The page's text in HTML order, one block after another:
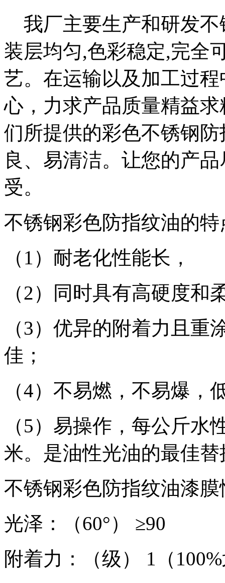
我厂主要生产和研发不
装层均匀,色彩稳定,完全
艺。在运输以及加工过
心，力求产品质量精益
们所提供的彩色不锈钢
良、易清洁。让您的产
受。
不锈钢彩色防指纹油的
（1）耐老化性能长，
（2）同时具有高硬度和
（3）优异的附着力且重
佳；
（4）不易燃，不易爆
（5）易操作，每公斤水
米。是油性光油的最佳
不锈钢彩色防指纹油漆
光泽：（60°）
附着力：（级） 1（